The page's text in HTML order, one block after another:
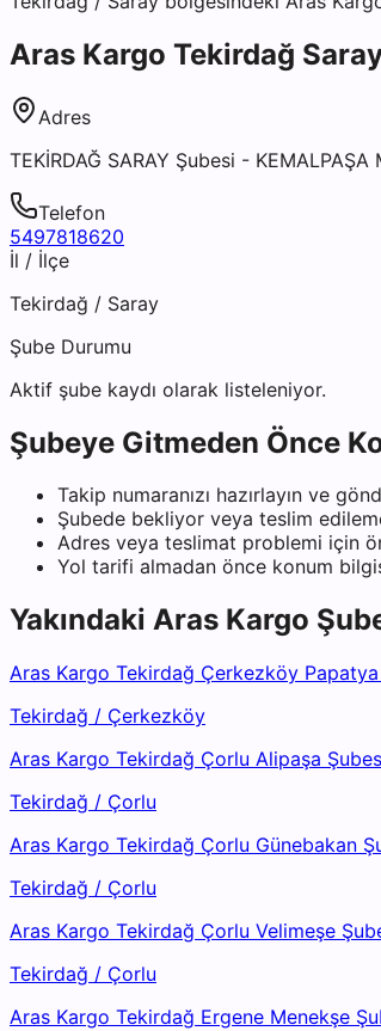
Aras Kargo Tekirdağ
Adres
TEKİRDAĞ SARAY Şubesi -
Telefon
5497818620
İl / İlçe
Tekirdağ / Saray
Şube Durumu
Aktif şube kaydı olarak listeleniyor.
Şubeye Gitmeden Önce
Takip numaranızı hazırlayın ve
Şubede bekliyor veya teslim
Adres veya teslimat problemi için
Yol tarifi almadan önce konum
Yakındaki Aras Kargo
Aras Kargo Tekirdağ Çerkezköy Papatya
Tekirdağ / Çerkezköy
Aras Kargo Tekirdağ Çorlu Alipaşa
Tekirdağ / Çorlu
Aras Kargo Tekirdağ Çorlu Günebakan
Tekirdağ / Çorlu
Aras Kargo Tekirdağ Çorlu Velimeşe
Tekirdağ / Çorlu
Aras Kargo Tekirdağ Ergene Menekşe